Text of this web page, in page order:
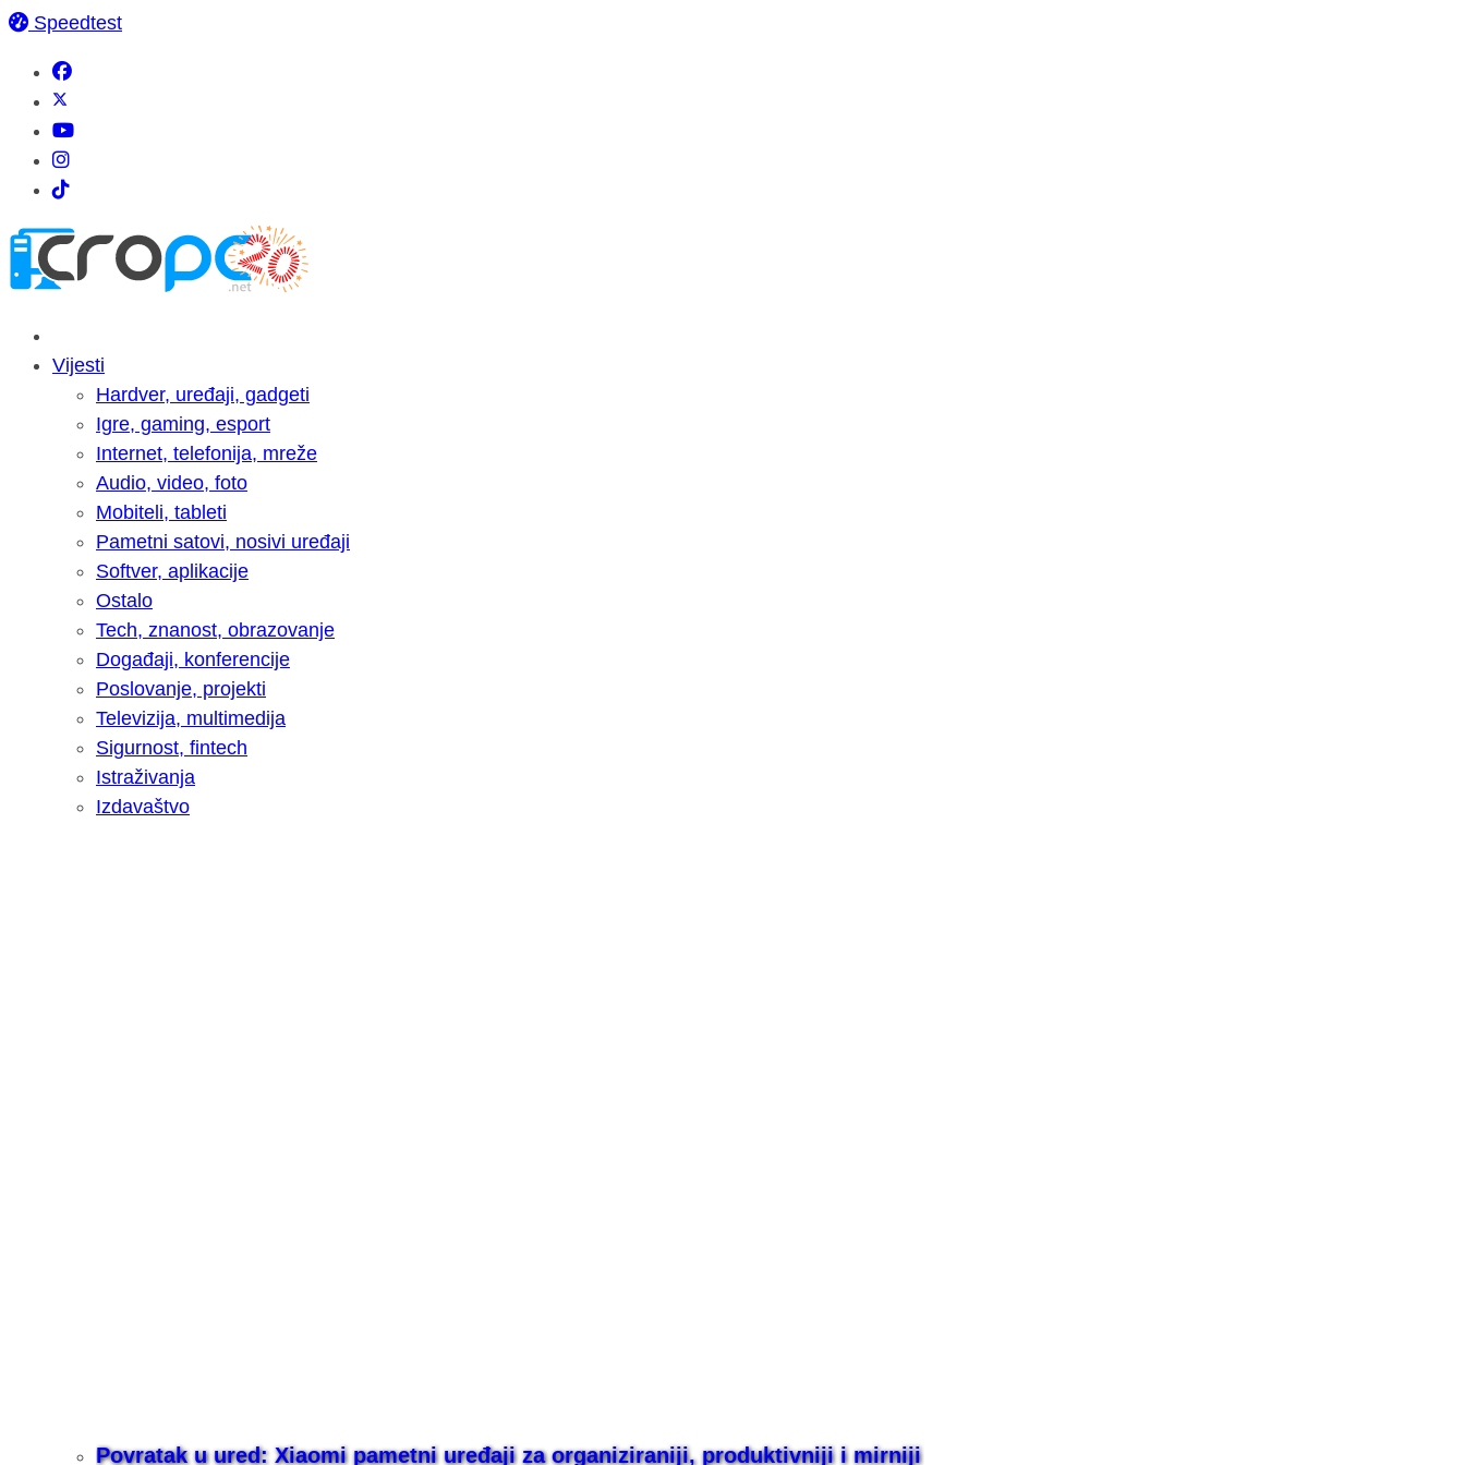
Speedtest
Vijesti
Hardver, uređaji, gadgeti
Igre, gaming, esport
Internet, telefonija, mreže
Audio, video, foto
Mobiteli, tableti
Pametni satovi, nosivi uređaji
Softver, aplikacije
Ostalo
Tech, znanost, obrazovanje
Događaji, konferencije
Poslovanje, projekti
Televizija, multimedija
Sigurnost, fintech
Istraživanja
Izdavaštvo
Povratak u ured: Xiaomi pametni uređaji za organiziraniji, produktivniji i mirniji